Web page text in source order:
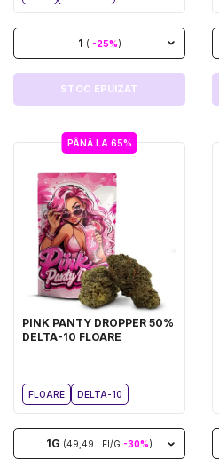
1 ( -25%)
STOC EPUIZAT
PÂNĂ LA 65%
PINK PANTY DROPPER 50%
DELTA-10 FLOARE
FLOARE DELTA-10
1G (49,49 LEI/G -30%)